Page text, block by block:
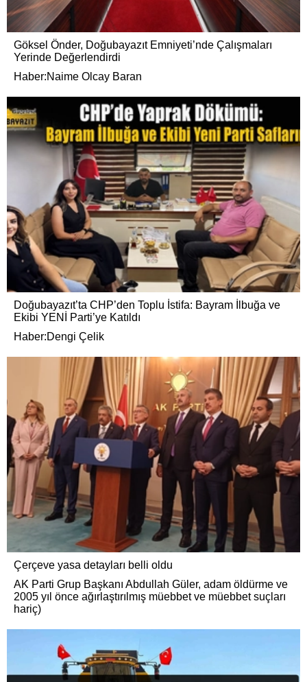
Göksel Önder, Doğubayazıt Emniyeti’nde Çalışmaları
Yerinde Değerlendirdi
Haber:Naime Olcay Baran
Doğubayazıt’ta CHP’den Toplu İstifa: Bayram İlbuğa ve
Ekibi YENİ Parti’ye Katıldı
Haber:Dengi Çelik
Çerçeve yasa detayları belli oldu
AK Parti Grup Başkanı Abdullah Güler, adam öldürme ve
2005 yıl önce ağırlaştırılmış müebbet ve müebbet suçları
hariç)